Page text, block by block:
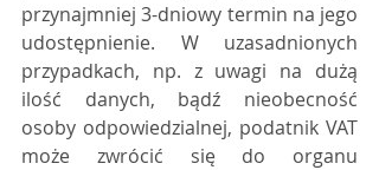
przynajmniej 3-dniowy termin na jego
udostępnienie. W uzasadnionych
przypadkach, np. z uwagi na dużą
ilość danych, bądź nieobecność
osoby odpowiedzialnej, podatnik VAT
może zwrócić się do organu